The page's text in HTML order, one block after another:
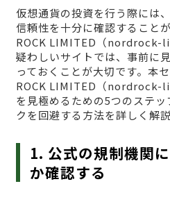
仮想通貨の投資を行う際には
信頼性を十分に確認すること
ROCK LIMITED（nordrock-
疑わしいサイトでは、事前に
っておくことが大切です。本
ROCK LIMITED（nordrock-
を見極めるための5つのステ
クを回避する方法を詳しく解説
1. 公式の規制機関
か確認する